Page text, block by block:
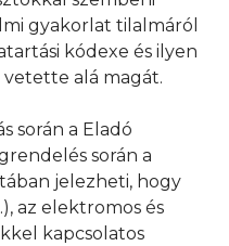
gyakorlat tilalmáról
kódexe és ilyen
vetette alá magát.
során a Eladó
során a
jelezheti, hogy
az elektromos és
kapcsolatos